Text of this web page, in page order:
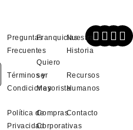
Preguntas
Frecuentes
Términos y
Condiciones
Política de
Privacidad
Franquicias
Quiero
ser
Mayorista
Compras
Corporativas
Nuestra
Historia
Recursos
Humanos
Contacto